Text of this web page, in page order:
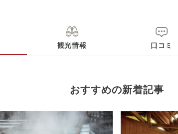
観光情報 口コミ
おすすめの新着記事